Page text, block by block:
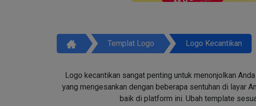
Templat Logo Logo Kecantikan
Logo kecantikan sangat penting untuk menonjolkan
yang mengesankan dengan beberapa sentuhan di layar
baik di platform ini. Ubah template